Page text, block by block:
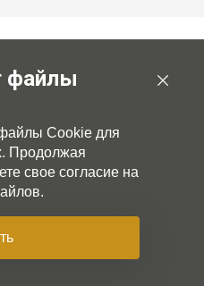
файлы
Cookie для
Продолжая
свое согласие на